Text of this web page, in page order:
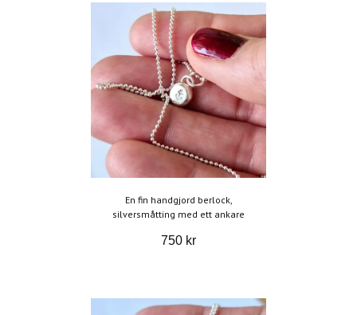
En fin handgjord berlock,
silversmåtting med ett ankare
750 kr